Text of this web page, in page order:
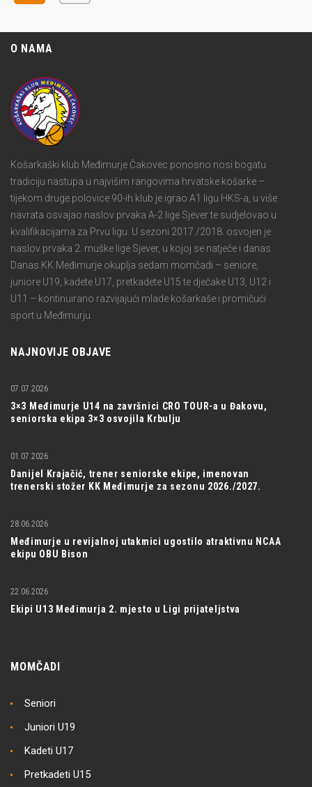
O NAMA
Košarkaški klub Međimurje Čakovec ponosno nosi bogatu
tradiciju nastupa u najvišim rangovima hrvatske košarke –
tijekom druge polovice 90-ih klub je igrao A1 ligu HKS-a, u više
navrata osvajao naslov prvaka A-2 lige Sjever te sudjelovao u
kvalifikacijama za Prvu ligu. U sezoni 2017./2018. osvojen je
naslov prvaka 2. muške lige Sjever, u kojoj se natječe i danas.
Danas KK Međimurje okuplja sedam momčadi – seniore,
juniore U19, kadete U17, pretkadete U15 te dječake U13, U12 i
U11 – kontinuirano razvijajući mlade košarkaše i promičući
sport u Međimurju.
NAJNOVIJE OBJAVE
3×3 Međimurje U14 na završnici CRO TOUR-a u Đakovu,
seniorska ekipa 3×3 osvojila Krbulju
07.07.2026
Danijel Krajačić, trener seniorske ekipe, imenovan
trenerski stožer KK Međimurje za sezonu 2026./2027.
01.07.2026
Međimurje u revijalnoj utakmici ugostilo atraktivnu NCAA
ekipu OBU Bison
28.06.2026
Ekipi U13 Međimurja 2. mjesto u Ligi prijateljstva
22.06.2026
MOMČADI
Seniori
Juniori U19
Kadeti U17
Pretkadeti U15